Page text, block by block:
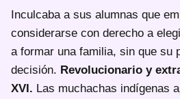
Inculcaba a sus alumnas que
considerarse con derecho a
a formar una familia, sin que su
decisión. Revolucionario y
XVI. Las muchachas indígenas